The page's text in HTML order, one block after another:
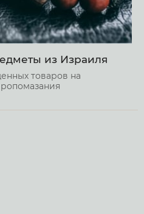
из Израиля
товаров на